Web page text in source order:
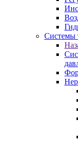
Системы